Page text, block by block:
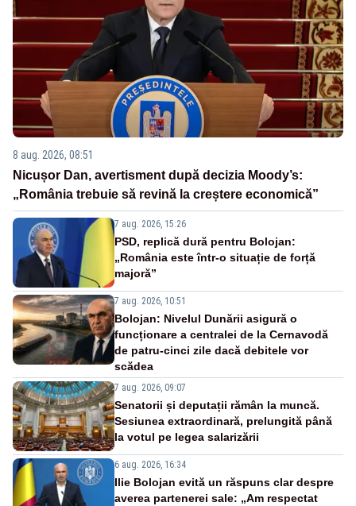
8 aug. 2026, 08:51
Nicușor Dan, avertisment după decizia Moody’s:
„România trebuie să revină la creștere economică”
7 aug. 2026, 15:26
PSD, replică dură pentru Bolojan:
„România este într-o situație de forță
majoră”
7 aug. 2026, 10:51
Bolojan: Nivelul Dunării asigură o
funcționare a centralei de la Cernavodă
de patru-cinci zile dacă debitele vor
scădea
7 aug. 2026, 09:07
Senatorii și deputații rămân la muncă.
Sesiunea extraordinară, prelungită până
la votul pe legea salarizării
6 aug. 2026, 16:34
Ilie Bolojan evită un răspuns clar despre
averea partenerei sale: „Am respectat